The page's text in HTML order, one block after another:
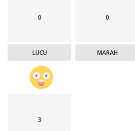
0
LUCU
0
MARAH
3